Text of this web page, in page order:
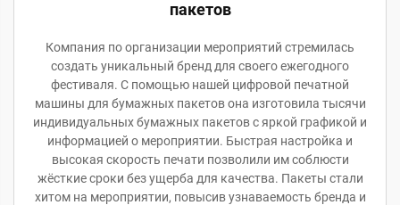
пакетов
Компания по организации мероприятий стремилась
создать уникальный бренд для своего ежегодного
фестиваля. С помощью нашей цифровой печатной
машины для бумажных пакетов она изготовила тысячи
индивидуальных бумажных пакетов с яркой графикой и
информацией о мероприятии. Быстрая настройка и
высокая скорость печати позволили им соблюсти
жёсткие сроки без ущерба для качества. Пакеты стали
хитом на мероприятии, повысив узнаваемость бренда и